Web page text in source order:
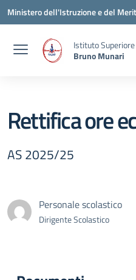
Vai ai contenuti
Vai al menu di navigazione
Vai al footer
Ministero dell'Istruzione e del
Istituto Superiore
Bruno Munari
Rettifica ore
AS 2025/25
Personale scolastico
Dirigente Scolastico